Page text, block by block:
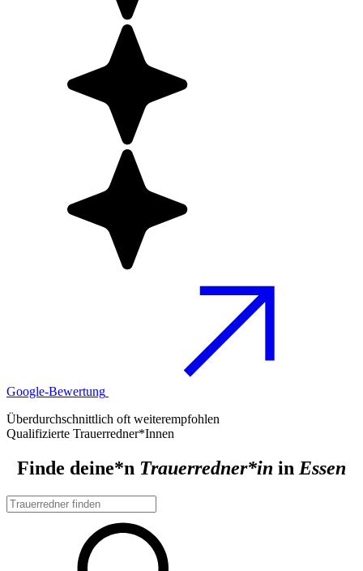
Google-Bewertung
Überdurchschnittlich oft weiterempfohlen
Qualifizierte Trauerredner*Innen
Finde deine*n Trauerredner*in in Essen